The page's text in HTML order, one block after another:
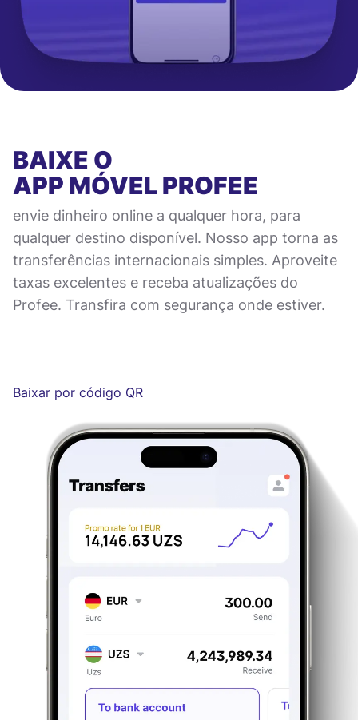
BAIXE O
APP MÓVELPROFEE
envie dinheiro online a qualquer hora, para
qualquer destino disponível. Nosso app torna as
transferências internacionais simples. Aproveite
taxas excelentes e receba atualizações do
Profee. Transfira com segurança onde estiver.
Baixar por código QR